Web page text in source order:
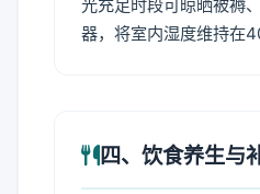
光充足时段可晾晒被褥
器，将室内湿度维持在
四、饮食养生与